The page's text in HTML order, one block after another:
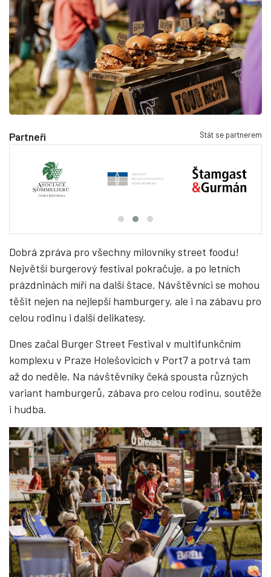
Partneři Stát se partnerem
Dobrá zpráva pro všechny milovníky street foodu!
Největší burgerový festival pokračuje, a po letních
prázdninách míří na další štace. Návštěvníci se mohou
těšit nejen na nejlepší hamburgery, ale i na zábavu pro
celou rodinu i další delikatesy.
Dnes začal Burger Street Festival v multifunkčním
komplexu v Praze Holešovicích v Port7 a potrvá tam
až do neděle. Na návštěvníky čeká spousta různých
variant hamburgerů, zábava pro celou rodinu, soutěže
i hudba.